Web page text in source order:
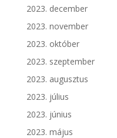
2023. december
2023. november
2023. október
2023. szeptember
2023. augusztus
2023. július
2023. június
2023. május